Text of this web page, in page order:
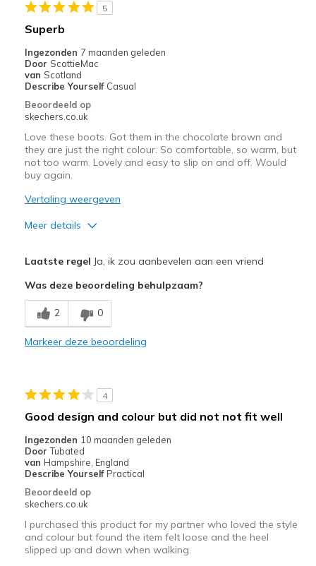
Travel
Width
Sizing
View On Shoes
I'm Really Into Shoes
5
Superb
Ingezonden 7 maanden geleden
Door ScottieMac
van Scotland
Describe Yourself Casual
Beoordeeld op
skechers.co.uk
Love these boots. Got them in the chocolate brown and
they are just the right colour. So comfortable, so warm, but
not too warm. Lovely and easy to slip on and off. Would
buy again.
Vertaling weergeven
Meer details
Breathe Well
Comfortable
Going Out
Sizing
Feels true to size
View On Shoes
I'm Really Into Shoes
Laatste regel Ja, ik zou aanbevelen aan een vriend
Was deze beoordeling behulpzaam?
2 0
Markeer deze beoordeling
4
Good design and colour but did not not fit well
Ingezonden 10 maanden geleden
Door Tubated
van Hampshire, England
Describe Yourself Practical
Beoordeeld op
skechers.co.uk
I purchased this product for my partner who loved the style
and colour but found the item felt loose and the heel
slipped up and down when walking.